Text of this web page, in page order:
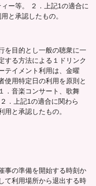
ー等。 ２．上記1の適合に
と承認したもの。
を目的とし一般の聴衆に一
する方法による１ドリンク
テイメント利用は、金曜
使用特定日の利用を原則と
．音楽コンサート、歌舞
．上記1の適合に関わら
と承認したもの。
事の準備を開始する時刻か
て利用場所から退出する時